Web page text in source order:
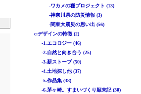
-ワカメの種プロジェクト (13)
-神奈川県の防災情報 (3)
-関東大震災の思い出 (56)
c:デザインの特徴 (2)
-1.エコロジー (46)
-2.自然と向き合う (25)
-3.薪ストーブ (50)
-4.土地探し他 (37)
-5.作品集 (38)
-6.茅ヶ崎。すまいづくり顛末記 (30)